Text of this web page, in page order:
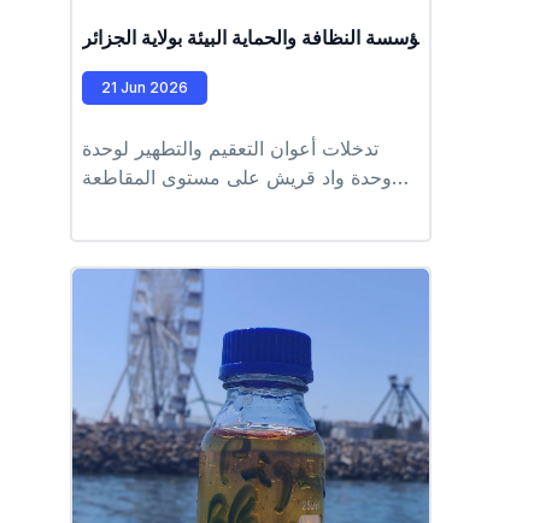
عمال مؤسسة النظافة والحماية البيئة بولاية الجزائر
21 Jun 2026
تدخلات أعوان التعقيم والتطهير لوحدة
وحدة واد قريش على مستوى المقاطعة